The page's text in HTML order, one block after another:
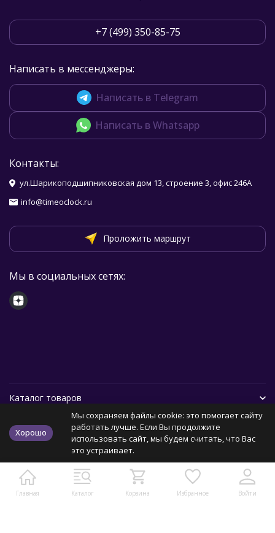
Главная Каталог Корзина Избранное Войти
+7 (499) 350-85-75
Написать в мессенджеры:
Написать в Telegram
Написать в Whatsapp
Контакты:
ул.Шарикоподшипниковская дом 13, строение 3, офис 246А
info@timeoclock.ru
Проложить маршрут
Мы в социальных сетях:
Каталог товаров
Помощь
Политика персональных данных Карта сайта
Хорошо
Мы сохраняем файлы cookie: это помогает сайту
работать лучше. Если Вы продолжите
использовать сайт, мы будем считать, что Вас
это устраивает.